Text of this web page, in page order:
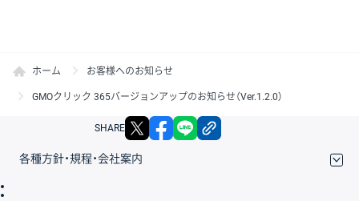
ホーム お客様へのお知らせ
GMOクリック 365バージョンアップのお知らせ（Ver.1.2.0）
SHARE X facebook
各種方針・規程・会社案内